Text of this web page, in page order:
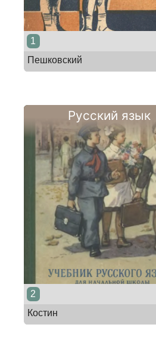
1
Пешковский
Русский язык
2
Костин